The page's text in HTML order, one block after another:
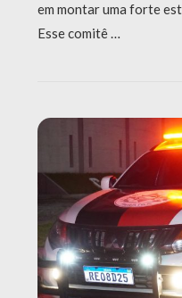
em montar uma forte
Esse comitê …